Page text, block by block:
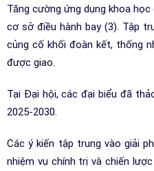
Tăng cường ứng dụng khoa
cơ sở điều hành bay (3). Tập
củng cố khối đoàn kết, thống
được giao.
Tại Đại hội, các đại biểu đã
2025-2030.
Các ý kiến tập trung vào giải
nhiệm vụ chính trị và chiến